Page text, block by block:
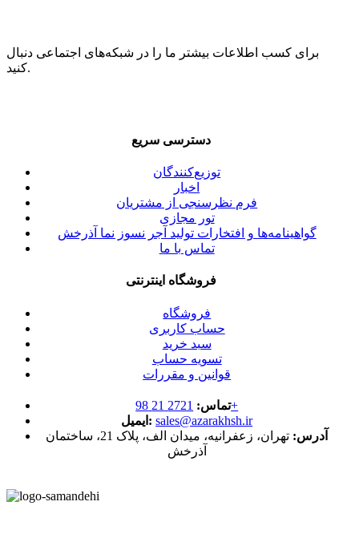
برای کسب اطلاعات بیشتر ما را در شبکه‌های اجتماعی دنبال
کنید.
دسترسی سریع
توزیع‌کنندگان
اخبار
فرم نظرسنجی از مشتریان
تور مجازی
گواهینامه‌ها و افتخارات تولید آجر نسوز نما آذرخش
تماس با ما
فروشگاه اینترنتی
فروشگاه
حساب کاربری
سبد خرید
تسویه حساب
قوانین و مقررات
تماس:2721 21 98+
ایمیل: sales@azarakhsh.ir
آدرس:
تهران، زعفرانیه، میدان الف، پلاک 21، ساختمان
آذرخش